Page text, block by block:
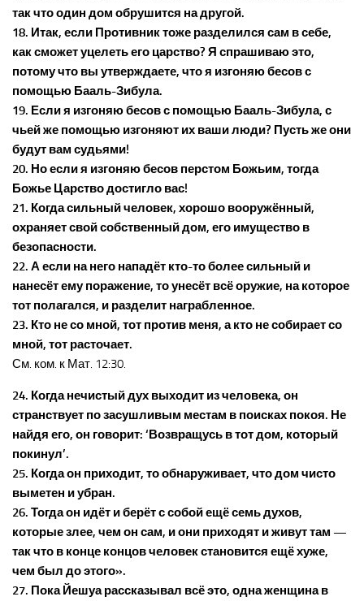
так что один дом обрушится на другой.
18. Итак, если Противник тоже разделился сам в себе,
как сможет уцелеть его царство? Я спрашиваю это,
потому что вы утверждаете, что я изгоняю бесов с
помощью Бааль-Зибула.
19. Если я изгоняю бесов с помощью Бааль-Зибула, с
чьей же помощью изгоняют их ваши люди? Пусть же они
будут вам судьями!
20. Но если я изгоняю бесов перстом Божьим, тогда
Божье Царство достигло вас!
21. Когда сильный человек, хорошо вооружённый,
охраняет свой собственный дом, его имущество в
безопасности.
22. А если на него нападёт кто-то более сильный и
нанесёт ему поражение, то унесёт всё оружие, на которое
тот полагался, и разделит награбленное.
23. Кто не со мной, тот против меня, а кто не собирает со
мной, тот расточает.
См. ком. к Мат. 12:30.
24. Когда нечистый дух выходит из человека, он
странствует по засушливым местам в поисках покоя. Не
найдя его, он говорит: ‘Возвращусь в тот дом, который
покинул’.
25. Когда он приходит, то обнаруживает, что дом чисто
выметен и убран.
26. Тогда он идёт и берёт с собой ещё семь духов,
которые злее, чем он сам, и они приходят и живут там —
так что в конце концов человек становится ещё хуже,
чем был до этого».
27. Пока Йешуа рассказывал всё это, одна женщина в